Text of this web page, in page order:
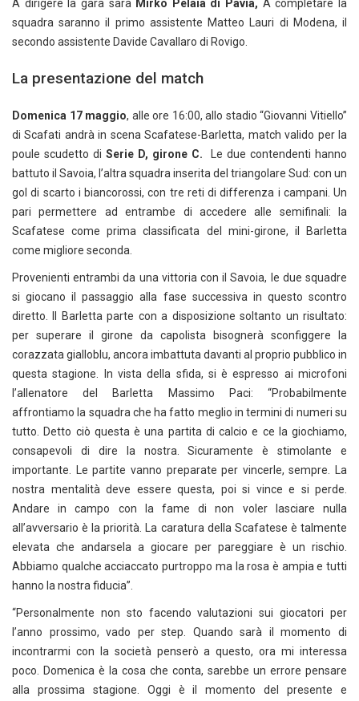
A dirigere la gara sarà Mirko Pelaia di Pavia, A completare la
squadra saranno il primo assistente Matteo Lauri di Modena, il
secondo assistente Davide Cavallaro di Rovigo.
La presentazione del match
Domenica 17 maggio, alle ore 16:00, allo stadio “Giovanni Vitiello”
di Scafati andrà in scena Scafatese-Barletta, match valido per la
poule scudetto di Serie D, girone C.
Le due contendenti hanno
battuto il Savoia, l’altra squadra inserita del triangolare Sud: con un
gol di scarto i biancorossi, con tre reti di differenza i campani. Un
pari permettere ad entrambe di accedere alle semifinali: la
Scafatese come prima classificata del mini-girone, il Barletta
come migliore seconda.
Provenienti entrambi da una vittoria con il Savoia, le due squadre
si giocano il passaggio alla fase successiva in questo scontro
diretto. Il Barletta parte con a disposizione soltanto un risultato:
per superare il girone da capolista bisognerà sconfiggere la
corazzata gialloblu, ancora imbattuta davanti al proprio pubblico in
questa stagione. In vista della sfida, si è espresso ai microfoni
l’allenatore del Barletta Massimo Paci: “Probabilmente
affrontiamo la squadra che ha fatto meglio in termini di numeri su
tutto. Detto ciò questa è una partita di calcio e ce la giochiamo,
consapevoli di dire la nostra. Sicuramente è stimolante e
importante. Le partite vanno preparate per vincerle, sempre. La
nostra mentalità deve essere questa, poi si vince e si perde.
Andare in campo con la fame di non voler lasciare nulla
all’avversario è la priorità. La caratura della Scafatese è talmente
elevata che andarsela a giocare per pareggiare è un rischio.
Abbiamo qualche acciaccato purtroppo ma la rosa è ampia e tutti
hanno la nostra fiducia”.
“Personalmente non sto facendo valutazioni sui giocatori per
l’anno prossimo, vado per step. Quando sarà il momento di
incontrarmi con la società penserò a questo, ora mi interessa
poco. Domenica è la cosa che conta, sarebbe un errore pensare
alla prossima stagione. Oggi è il momento del presente e